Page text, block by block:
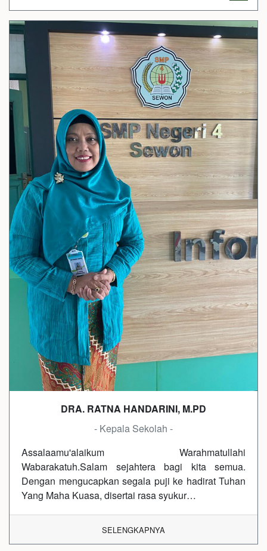
DRA. RATNA HANDARINI, M.PD
- Kepala Sekolah -
Assalaamu'alaikum Warahmatullahi
Wabarakatuh.Salam sejahtera bagi kita semua.
Dengan mengucapkan segala puji ke hadirat Tuhan
Yang Maha Kuasa, disertai rasa syukur…
SELENGKAPNYA